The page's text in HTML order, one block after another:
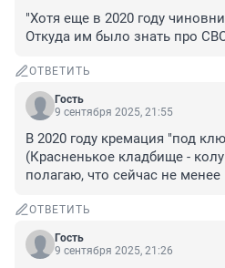
"Хотя еще в 2020 году
Откуда им было знать про
ОТВЕТИТЬ
Гость
9 сентября 2025, 21:55
В 2020 году кремация "под
(Красненькое кладбище -
полагаю, что сейчас не менее
ОТВЕТИТЬ
Гость
9 сентября 2025, 21:26